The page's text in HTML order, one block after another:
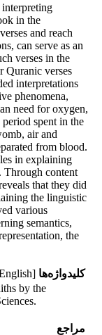
in the
and reach
can serve as an
verses in the
Quranic verses
interpretations
phenomena,
need for oxygen,
spent in the
air and
from blood.
in explaining
Through content
that they did
the linguistic
various
semantics,
the
کلیدواژه‌ها [English]
by the
مراجع